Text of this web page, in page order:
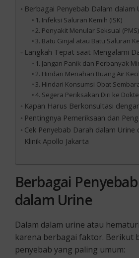
Berbagai Penyebab Dalam dalam
1. Infeksi Saluran Kemih (ISK)
2. Penyakit Menular Seksual (PMS)
3. Batu Ginjal atau Batu Saluran
Langkah Tepat saat Mengalami
1. Jangan Panik dan Perbanyak
2. Hindari Menahan Buang Air Kecil
3. Hindari Konsumsi Obat
4. Segera Periksakan Diri ke
Kapan Harus Berkonsultasi
Pentingnya Pemeriksaan dan
Cek Penyebab Darah dalam
Klinik Apollo Jakarta
Berbagai
dalam Urine
Dalam dalam urine atau
karena berbagai faktor. Berikut
penyebab yang paling umum: